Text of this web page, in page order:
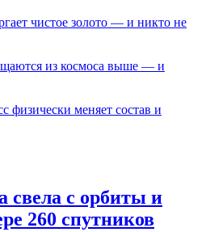
чистое золото — и никто не
из космоса выше — и
физически меняет состав и
свела с орбиты и
260 спутников